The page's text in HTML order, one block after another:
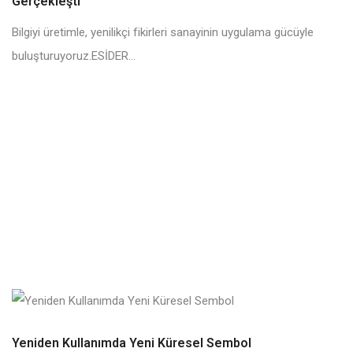
Bilgiyi üretimle, yenilikçi fikirleri sanayinin uygulama gücüyle
buluşturuyoruz.ESİDER...
Yeniden Kullanımda Yeni Küresel Sembol